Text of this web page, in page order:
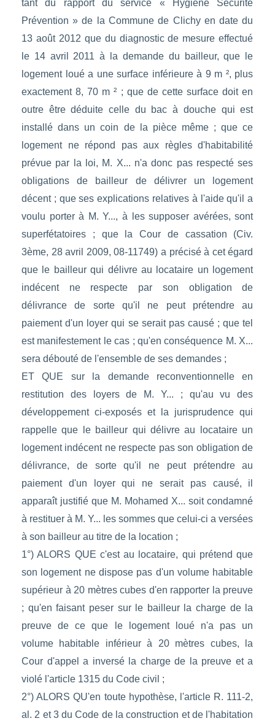
tant du rapport du service « Hygiène Sécurité
Prévention » de la Commune de Clichy en date du
13 août 2012 que du diagnostic de mesure effectué
le 14 avril 2011 à la demande du bailleur, que le
logement loué a une surface inférieure à 9 m ², plus
exactement 8, 70 m ² ; que de cette surface doit en
outre être déduite celle du bac à douche qui est
installé dans un coin de la pièce même ; que ce
logement ne répond pas aux règles d'habitabilité
prévue par la loi, M. X... n'a donc pas respecté ses
obligations de bailleur de délivrer un logement
décent ; que ses explications relatives à l'aide qu'il a
voulu porter à M. Y..., à les supposer avérées, sont
superfétatoires ; que la Cour de cassation (Civ.
3ème, 28 avril 2009, 08-11749) a précisé à cet égard
que le bailleur qui délivre au locataire un logement
indécent ne respecte par son obligation de
délivrance de sorte qu'il ne peut prétendre au
paiement d'un loyer qui se serait pas causé ; que tel
est manifestement le cas ; qu'en conséquence M. X...
sera débouté de l'ensemble de ses demandes ;
ET QUE sur la demande reconventionnelle en
restitution des loyers de M. Y... ; qu'au vu des
développement ci-exposés et la jurisprudence qui
rappelle que le bailleur qui délivre au locataire un
logement indécent ne respecte pas son obligation de
délivrance, de sorte qu'il ne peut prétendre au
paiement d'un loyer qui ne serait pas causé, il
apparaît justifié que M. Mohamed X... soit condamné
à restituer à M. Y... les sommes que celui-ci a versées
à son bailleur au titre de la location ;
1°) ALORS QUE c'est au locataire, qui prétend que
son logement ne dispose pas d'un volume habitable
supérieur à 20 mètres cubes d'en rapporter la preuve
; qu'en faisant peser sur le bailleur la charge de la
preuve de ce que le logement loué n'a pas un
volume habitable inférieur à 20 mètres cubes, la
Cour d'appel a inversé la charge de la preuve et a
violé l'article 1315 du Code civil ;
2°) ALORS QU'en toute hypothèse, l'article R. 111-2,
al. 2 et 3 du Code de la construction et de l'habitation